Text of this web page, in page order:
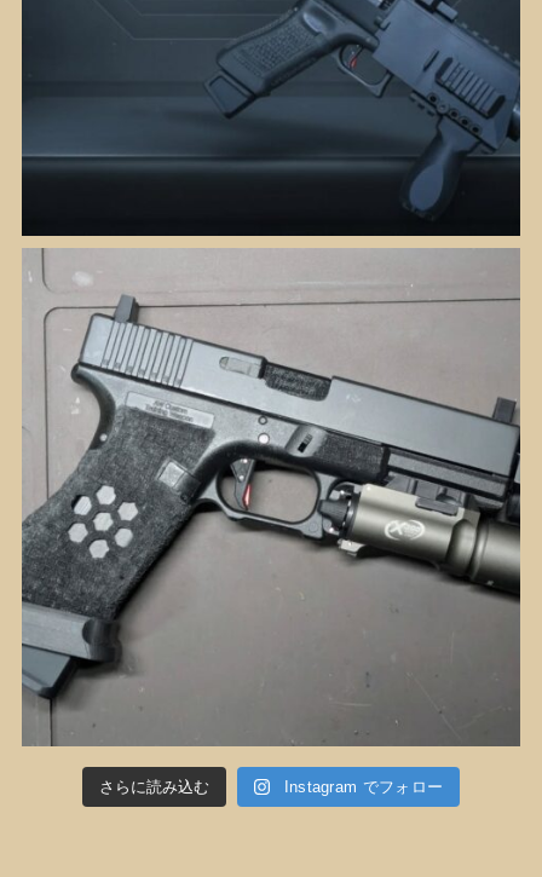
さらに読み込む Instagram でフォロー